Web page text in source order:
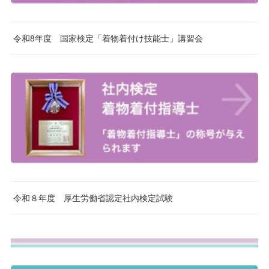
令和8年度 国家検定「着物着付け技能士」講習会
令和８年度 厚生労働省認定社内検定試験